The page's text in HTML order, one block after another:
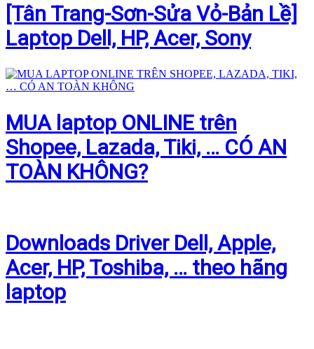
[Tân Trang-Sơn-Sửa Vỏ-Bản Lề]
Laptop Dell, HP, Acer, Sony
MUA laptop ONLINE trên
Shopee, Lazada, Tiki, … CÓ AN
TOÀN KHÔNG?
Downloads Driver Dell, Apple,
Acer, HP, Toshiba, … theo hãng
laptop